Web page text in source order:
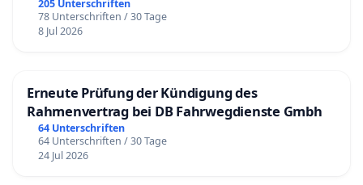
205 Unterschriften
78 Unterschriften / 30 Tage
8 Jul 2026
Erneute Prüfung der Kündigung des
Rahmenvertrag bei DB Fahrwegdienste Gmbh
64 Unterschriften
64 Unterschriften / 30 Tage
24 Jul 2026